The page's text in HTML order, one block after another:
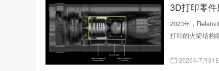
3D打印零
2023年，
打印的火箭结构
2026年7月31